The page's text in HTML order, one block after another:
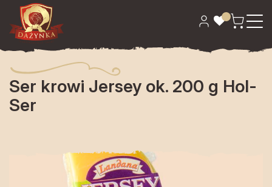
Strona główna
Ser krowi Jersey ok. 200 g Hol-
Ser